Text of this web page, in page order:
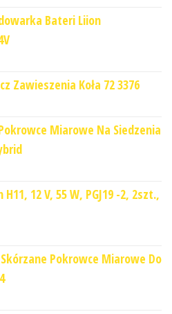
Bateri Liion
Zawieszenia Koła 72 3376
Miarowe Na Siedzenia
12 V, 55 W, PGJ19 -2, 2szt.,
Pokrowce Miarowe Do